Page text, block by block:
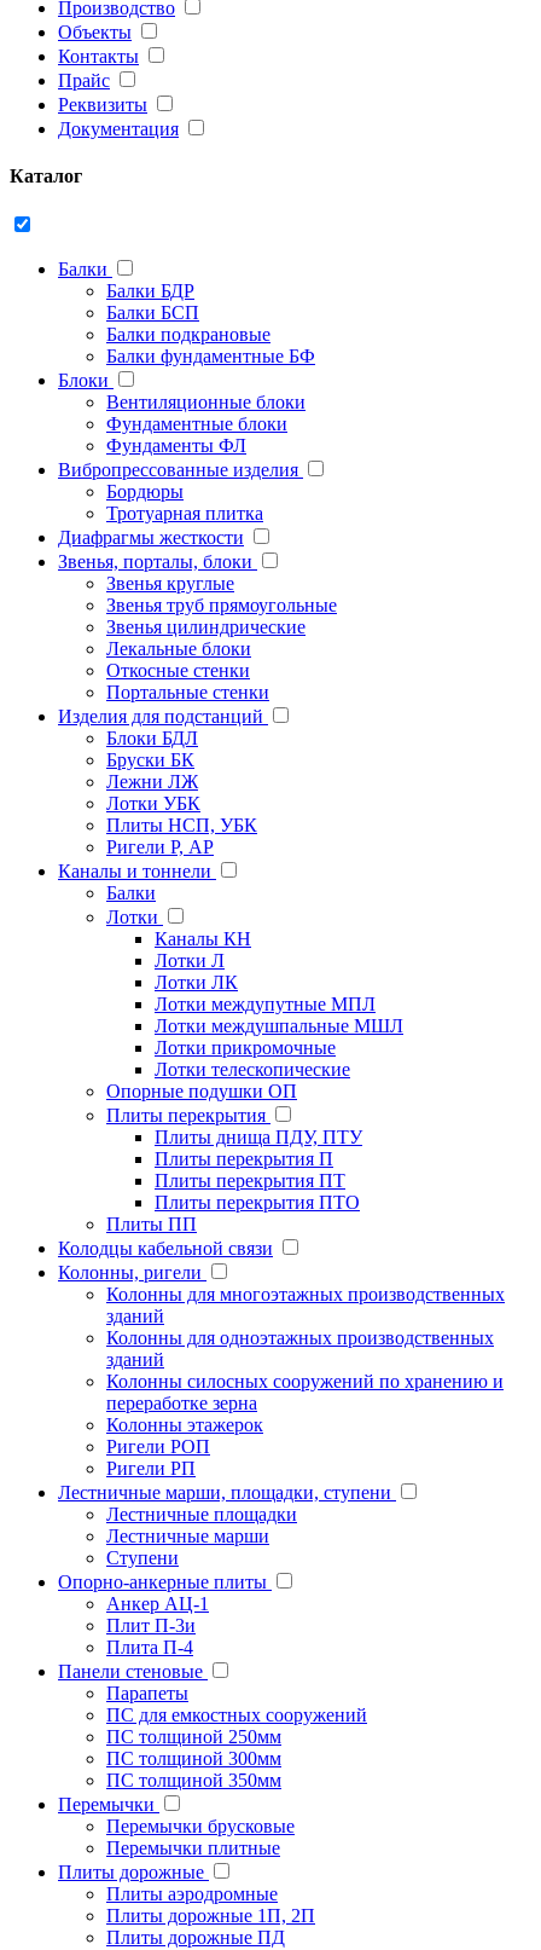
Производство
Объекты
Контакты
Прайс
Реквизиты
Документация
Каталог
Балки
Балки БДР
Балки БСП
Балки подкрановые
Балки фундаментные БФ
Блоки
Вентиляционные блоки
Фундаментные блоки
Фундаменты ФЛ
Вибропрессованные изделия
Бордюры
Тротуарная плитка
Диафрагмы жесткости
Звенья, порталы, блоки
Звенья круглые
Звенья труб прямоугольные
Звенья цилиндрические
Лекальные блоки
Откосные стенки
Портальные стенки
Изделия для подстанций
Блоки БДЛ
Бруски БК
Лежни ЛЖ
Лотки УБК
Плиты НСП, УБК
Ригели Р, АР
Каналы и тоннели
Балки
Лотки
Каналы КН
Лотки Л
Лотки ЛК
Лотки междупутные МПЛ
Лотки междушпальные МШЛ
Лотки прикромочные
Лотки телескопические
Опорные подушки ОП
Плиты перекрытия
Плиты днища ПДУ, ПТУ
Плиты перекрытия П
Плиты перекрытия ПТ
Плиты перекрытия ПТО
Плиты ПП
Колодцы кабельной связи
Колонны, ригели
Колонны для многоэтажных производственных
зданий
Колонны для одноэтажных производственных
зданий
Колонны силосных сооружений по хранению и
переработке зерна
Колонны этажерок
Ригели РОП
Ригели РП
Лестничные марши, площадки, ступени
Лестничные площадки
Лестничные марши
Ступени
Опорно-анкерные плиты
Анкер АЦ-1
Плит П-3и
Плита П-4
Панели стеновые
Парапеты
ПС для емкостных сооружений
ПС толщиной 250мм
ПС толщиной 300мм
ПС толщиной 350мм
Перемычки
Перемычки брусковые
Перемычки плитные
Плиты дорожные
Плиты аэродромные
Плиты дорожные 1П, 2П
Плиты дорожные ПД